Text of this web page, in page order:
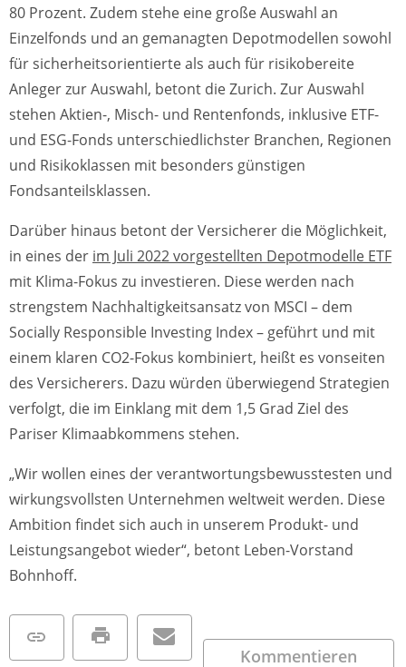
80 Prozent. Zudem stehe eine große Auswahl an
Einzelfonds und an gemanagten Depotmodellen sowohl
für sicherheitsorientierte als auch für risikobereite
Anleger zur Auswahl, betont die Zurich. Zur Auswahl
stehen Aktien-, Misch- und Rentenfonds, inklusive ETF-
und ESG-Fonds unterschiedlichster Branchen, Regionen
und Risikoklassen mit besonders günstigen
Fondsanteilsklassen.
Darüber hinaus betont der Versicherer die Möglichkeit,
in eines der im Juli 2022 vorgestellten Depotmodelle ETF
mit Klima-Fokus zu investieren. Diese werden nach
strengstem Nachhaltigkeitsansatz von MSCI – dem
Socially Responsible Investing Index – geführt und mit
einem klaren CO2-Fokus kombiniert, heißt es vonseiten
des Versicherers. Dazu würden überwiegend Strategien
verfolgt, die im Einklang mit dem 1,5 Grad Ziel des
Pariser Klimaabkommens stehen.
„Wir wollen eines der verantwortungsbewusstesten und
wirkungsvollsten Unternehmen weltweit werden. Diese
Ambition findet sich auch in unserem Produkt- und
Leistungsangebot wieder“, betont Leben-Vorstand
Bohnhoff.
Kommentieren